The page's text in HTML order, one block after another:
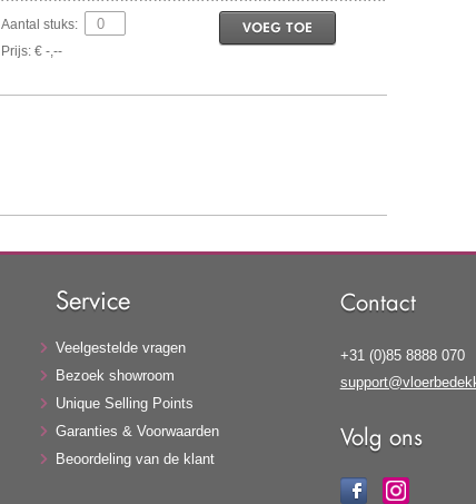
Aantal stuks:
Prijs: € -,--
VOEG TOE
Service
Veelgestelde vragen
Bezoek showroom
Unique Selling Points
Garanties & Voorwaarden
Beoordeling van de klant
Contact
+31 (0)85 8888 070
Volg ons